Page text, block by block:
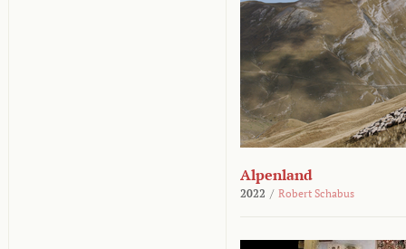
Alpenland
2022 / Robert Schabus